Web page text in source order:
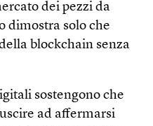
dei pezzi da
dimostra solo che
blockchain senza
sostengono che
ad affermarsi